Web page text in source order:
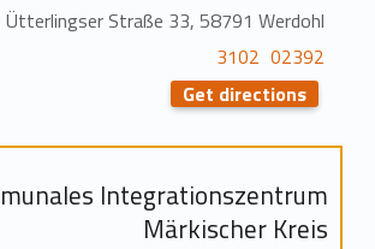
Ütterlingser Straße 33, 58791 Werdohl
02392 3102
Get directions
Integrationszentrum
Märkischer Kreis